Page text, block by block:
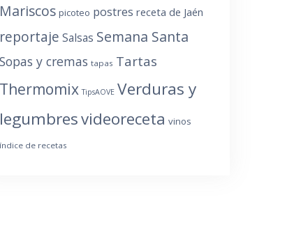
Mariscos picoteo postres receta de Jaén
reportaje Salsas Semana Santa
Sopas y cremas tapas Tartas
Thermomix TipsAOVE Verduras y
legumbresvideoreceta vinos
índice de recetas